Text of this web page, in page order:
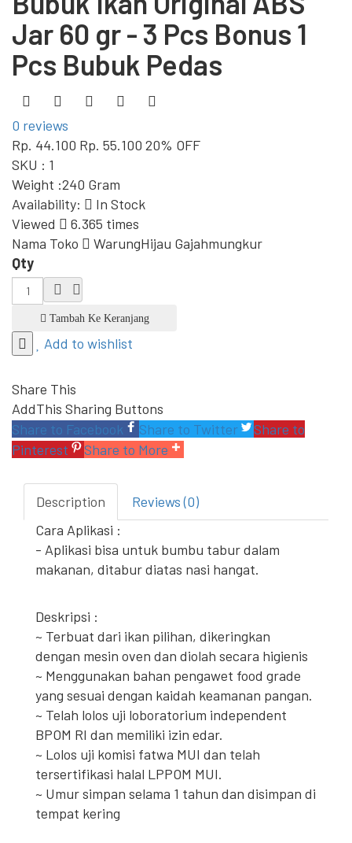
Jar 60 gr - 3 Pcs Bonus 1
Pcs Bubuk Pedas
0 reviews
Rp. 44.100 Rp. 55.100 20% OFF
SKU : 1
Weight :240 Gram
Availability:
In Stock
Viewed
6.365 times
Nama Toko
WarungHijau Gajahmungkur
Qty
Tambah Ke Keranjang
Add to wishlist
Share This
AddThis Sharing Buttons
Share to Facebook
Share to Twitter
Share to
Pinterest
Share to More
Description
Reviews (0)
Cara Aplikasi :
- Aplikasi bisa untuk bumbu tabur dalam
makanan, ditabur diatas nasi hangat.
Deskripsi :
~ Terbuat dari ikan pilihan, dikeringkan
dengan mesin oven dan diolah secara higienis
~ Menggunakan bahan pengawet food grade
yang sesuai dengan kaidah keamanan pangan.
~ Telah lolos uji loboratorium independent
BPOM RI dan memiliki izin edar.
~ Lolos uji komisi fatwa MUI dan telah
tersertifikasi halal LPPOM MUI.
~ Umur simpan selama 1 tahun dan disimpan di
tempat kering